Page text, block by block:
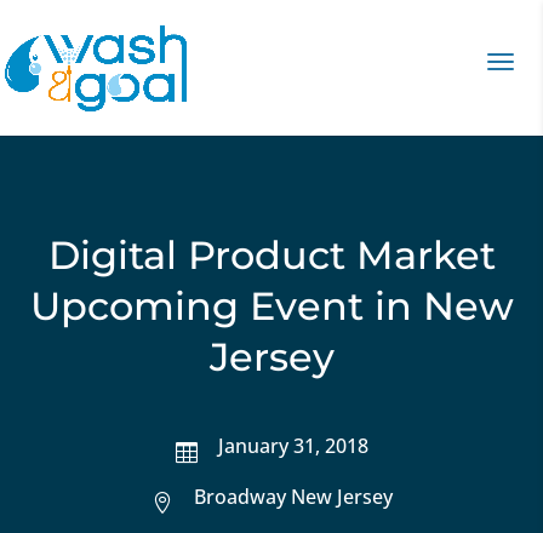
Digital Product Market
Upcoming Event in New
Jersey
 January 31, 2018
 Broadway New Jersey